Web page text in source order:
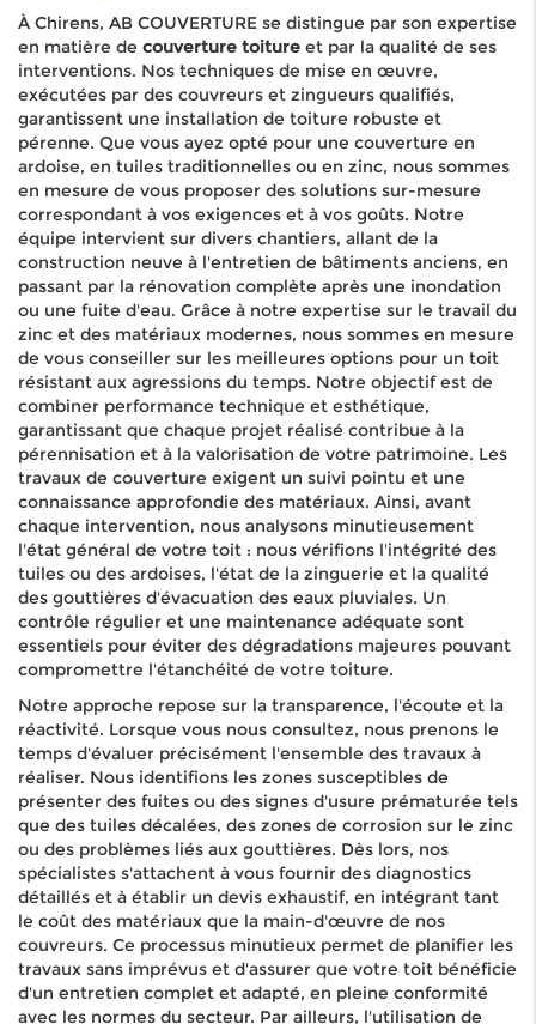
À Chirens, AB COUVERTURE se distingue par son expertise
en matière de couverture toiture et par la qualité de ses
interventions. Nos techniques de mise en œuvre,
exécutées par des couvreurs et zingueurs qualifiés,
garantissent une installation de toiture robuste et
pérenne. Que vous ayez opté pour une couverture en
ardoise, en tuiles traditionnelles ou en zinc, nous sommes
en mesure de vous proposer des solutions sur-mesure
correspondant à vos exigences et à vos goûts. Notre
équipe intervient sur divers chantiers, allant de la
construction neuve à l'entretien de bâtiments anciens, en
passant par la rénovation complète après une inondation
ou une fuite d'eau. Grâce à notre expertise sur le travail du
zinc et des matériaux modernes, nous sommes en mesure
de vous conseiller sur les meilleures options pour un toit
résistant aux agressions du temps. Notre objectif est de
combiner performance technique et esthétique,
garantissant que chaque projet réalisé contribue à la
pérennisation et à la valorisation de votre patrimoine. Les
travaux de couverture exigent un suivi pointu et une
connaissance approfondie des matériaux. Ainsi, avant
chaque intervention, nous analysons minutieusement
l'état général de votre toit : nous vérifions l'intégrité des
tuiles ou des ardoises, l'état de la zinguerie et la qualité
des gouttières d'évacuation des eaux pluviales. Un
contrôle régulier et une maintenance adéquate sont
essentiels pour éviter des dégradations majeures pouvant
compromettre l'étanchéité de votre toiture.
Notre approche repose sur la transparence, l'écoute et la
réactivité. Lorsque vous nous consultez, nous prenons le
temps d'évaluer précisément l'ensemble des travaux à
réaliser. Nous identifions les zones susceptibles de
présenter des fuites ou des signes d'usure prématurée tels
que des tuiles décalées, des zones de corrosion sur le zinc
ou des problèmes liés aux gouttières. Dès lors, nos
spécialistes s'attachent à vous fournir des diagnostics
détaillés et à établir un devis exhaustif, en intégrant tant
le coût des matériaux que la main-d'œuvre de nos
couvreurs. Ce processus minutieux permet de planifier les
travaux sans imprévus et d'assurer que votre toit bénéficie
d'un entretien complet et adapté, en pleine conformité
avec les normes du secteur. Par ailleurs, l'utilisation de